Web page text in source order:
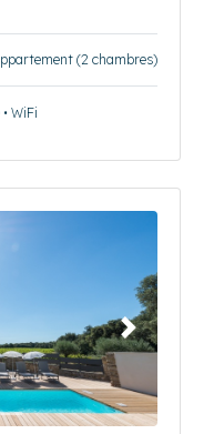
(2 chambres)
WiFi
Suivant